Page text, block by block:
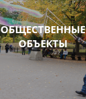
ОБЩЕСТВЕННЫЕ
ОБЪЕКТЫ